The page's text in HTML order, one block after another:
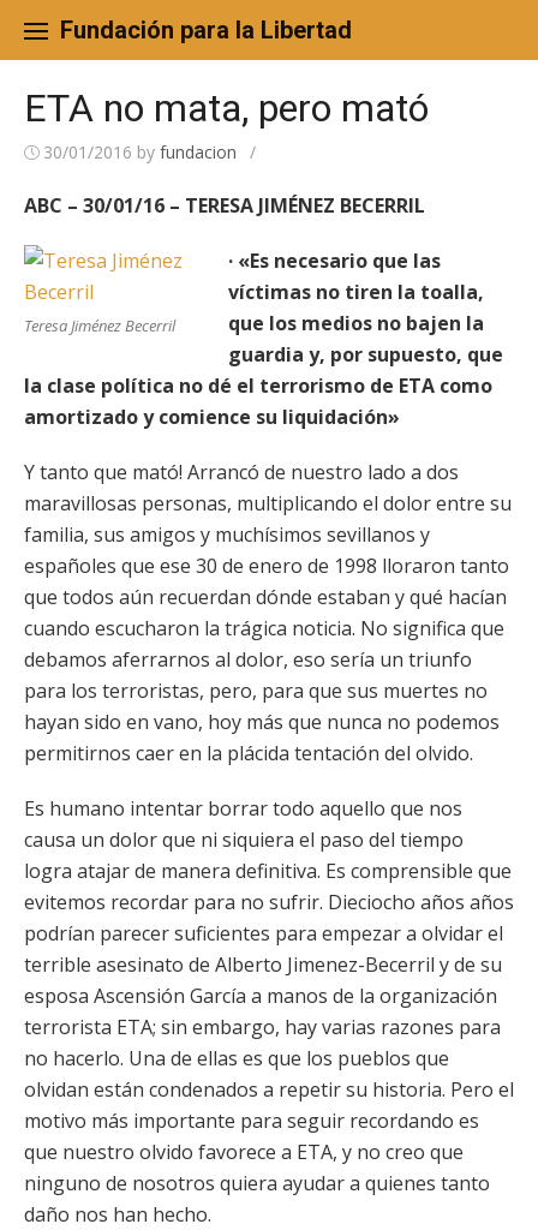
content
Fundación para la Libertad
ETA no mata, pero mató
30/01/2016 by fundacion /
ABC – 30/01/16 – TERESA JIMÉNEZ BECERRIL
Teresa Jiménez Becerril
· «Es necesario que las
víctimas no tiren la toalla,
que los medios no bajen la
guardia y, por supuesto, que
la clase política no dé el terrorismo de ETA como
amortizado y comience su liquidación»
Y tanto que mató! Arrancó de nuestro lado a dos
maravillosas personas, multiplicando el dolor entre su
familia, sus amigos y muchísimos sevillanos y
españoles que ese 30 de enero de 1998 lloraron tanto
que todos aún recuerdan dónde estaban y qué hacían
cuando escucharon la trágica noticia. No significa que
debamos aferrarnos al dolor, eso sería un triunfo
para los terroristas, pero, para que sus muertes no
hayan sido en vano, hoy más que nunca no podemos
permitirnos caer en la plácida tentación del olvido.
Es humano intentar borrar todo aquello que nos
causa un dolor que ni siquiera el paso del tiempo
logra atajar de manera definitiva. Es comprensible que
evitemos recordar para no sufrir. Dieciocho años años
podrían parecer suficientes para empezar a olvidar el
terrible asesinato de Alberto Jimenez-Becerril y de su
esposa Ascensión García a manos de la organización
terrorista ETA; sin embargo, hay varias razones para
no hacerlo. Una de ellas es que los pueblos que
olvidan están condenados a repetir su historia. Pero el
motivo más importante para seguir recordando es
que nuestro olvido favorece a ETA, y no creo que
ninguno de nosotros quiera ayudar a quienes tanto
daño nos han hecho.